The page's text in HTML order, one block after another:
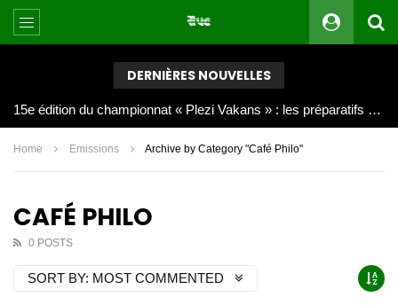
DERNIÈRES NOUVELLES
Joy Clerf Derisier, sur les traces de son père : évangéliser par la musique
Home Emissions Archive by Category "Café Philo"
CAFÉ PHILO
0 POSTS
SORT BY: MOST COMMENTED